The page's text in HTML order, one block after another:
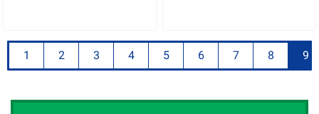
1 2 3 4 5 6 7 8 9